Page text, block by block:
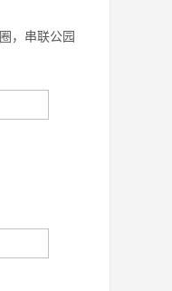
，串联公园